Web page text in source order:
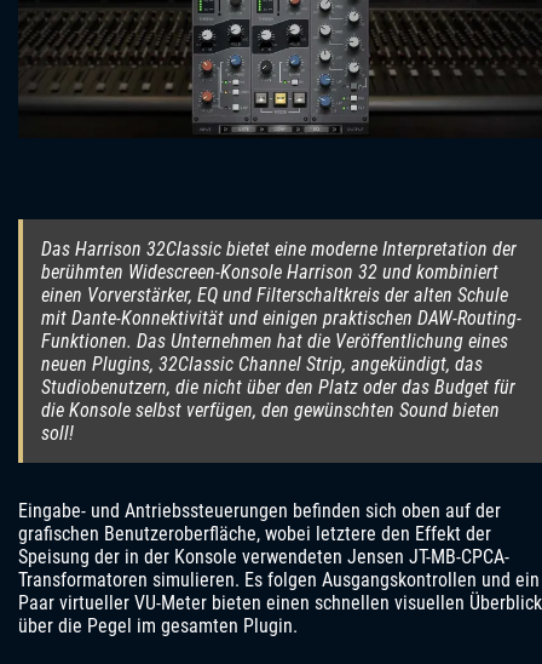
Das Harrison 32Classic bietet eine moderne Interpretation der
berühmten Widescreen-Konsole Harrison 32 und kombiniert
einen Vorverstärker, EQ und Filterschaltkreis der alten Schule
mit Dante-Konnektivität und einigen praktischen DAW-Routing-
Funktionen. Das Unternehmen hat die Veröffentlichung eines
neuen Plugins, 32Classic Channel Strip, angekündigt, das
Studiobenutzern, die nicht über den Platz oder das Budget für
die Konsole selbst verfügen, den gewünschten Sound bieten
soll!
Eingabe- und Antriebssteuerungen befinden sich oben auf der
grafischen Benutzeroberfläche, wobei letztere den Effekt der
Speisung der in der Konsole verwendeten Jensen JT-MB-CPCA-
Transformatoren simulieren. Es folgen Ausgangskontrollen und ein
Paar virtueller VU-Meter bieten einen schnellen visuellen Überblick
über die Pegel im gesamten Plugin.